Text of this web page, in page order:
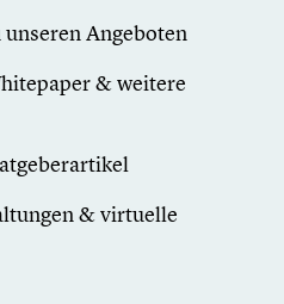
Angeboten
& weitere
& virtuelle